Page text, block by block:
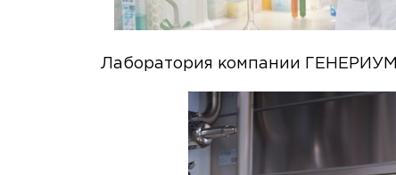
Лаборатория компании ГЕНЕРИУМ